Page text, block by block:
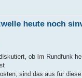
heute noch
ob Im Rundfunk
sind das aus für